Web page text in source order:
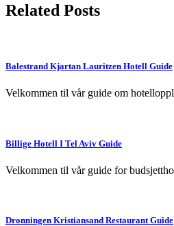
Related Posts
Balestrand Kjartan Lauritzen Hotell Guide
Velkommen til vår guide om
Billige Hotell I Tel Aviv Guide
Velkommen til vår guide for
Dronningen Kristiansand Restaurant Guide